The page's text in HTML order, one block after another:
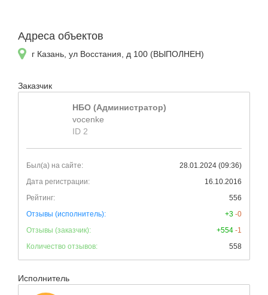
Адреса объектов
г Казань, ул Восстания, д 100 (ВЫПОЛНЕН)
Заказчик
НБО (Администратор)
vocenke
ID 2
Был(а) на сайте:
28.01.2024 (09:36)
Дата регистрации:
16.10.2016
Рейтинг:
556
Отзывы (исполнитель):
+3 -0
Отзывы (заказчик):
+554 -1
Количество отзывов:
558
Исполнитель